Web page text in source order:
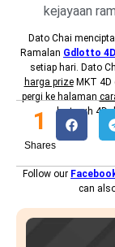
kejayaan
Dato Chai
Ramalan Gdlotto 4D
setiap hari. Dato
harga prizeMKT 4D
pergi ke halaman
bertaruh 4D
Shares
1
Follow our
can